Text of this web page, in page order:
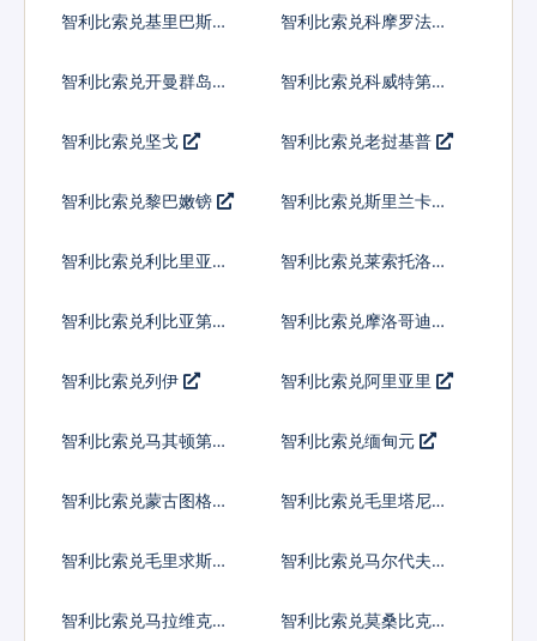
智利比索兑基里巴斯元 智利比索兑科摩罗法郎
智利比索兑开曼群岛元
智利比索兑科威特第纳
智利比索兑坚戈 智利比索兑老挝基普
智利比索兑黎巴嫩镑
智利比索兑斯里兰卡卢
智利比索兑利比里亚元 智利比索兑莱索托洛蒂
智利比索兑利比亚第纳
智利比索兑摩洛哥迪拉
智利比索兑列伊 智利比索兑阿里亚里
智利比索兑马其顿第纳
智利比索兑缅甸元
智利比索兑蒙古图格里
智利比索兑毛里塔尼亚
智利比索兑毛里求斯卢
智利比索兑马尔代夫拉
智利比索兑马拉维克瓦
智利比索兑莫桑比克梅